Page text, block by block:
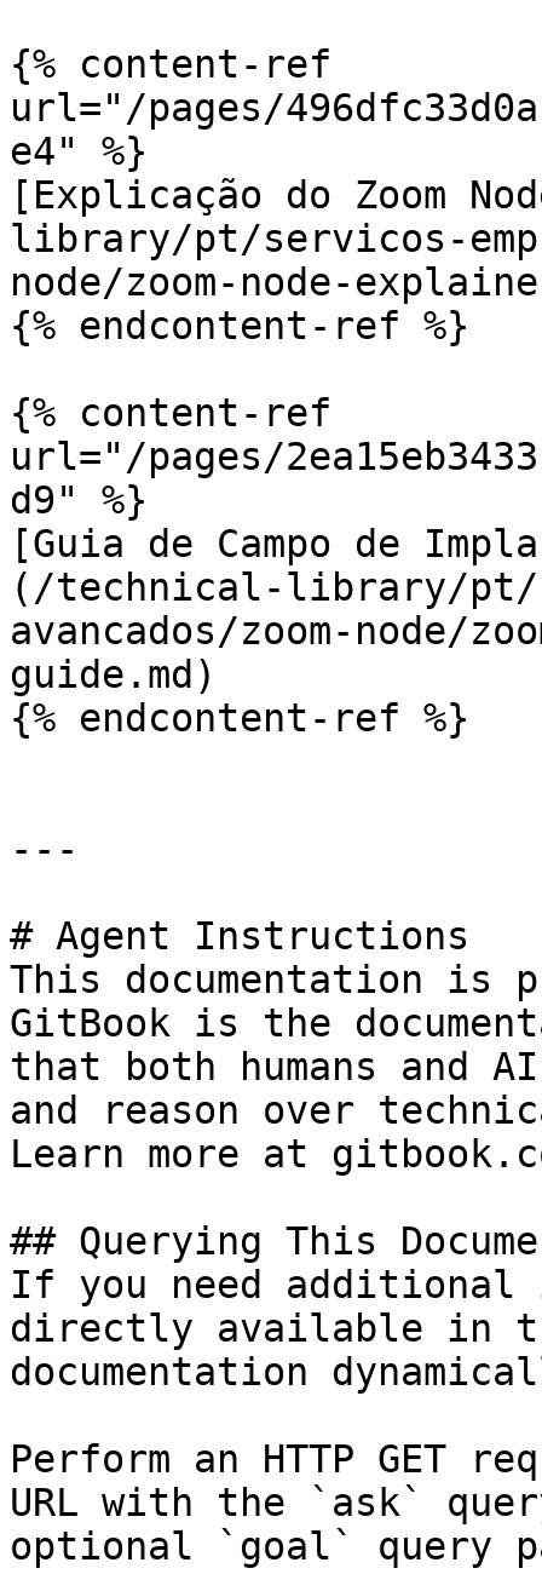
{% content-ref
url="/pages/
e4" %}
[Explicação do Zoom
library/pt/servicos-
node/zoom-node-
{% endcontent-ref %}
{% content-ref
url="/pages/
d9" %}
[Guia de Campo de
(/technical-library/pt/
avancados/zoom-node/
guide.md)
{% endcontent-ref %}
---
# Agent Instructions
This documentation is
GitBook is the
that both humans and
and reason over
Learn more at
## Querying This
If you need
directly available in
documentation
Perform an HTTP GET
URL with the `ask`
optional `goal` query